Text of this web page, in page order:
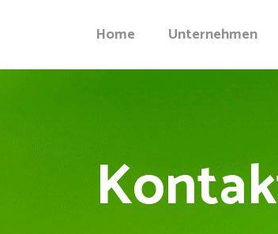
Home Unternehmen